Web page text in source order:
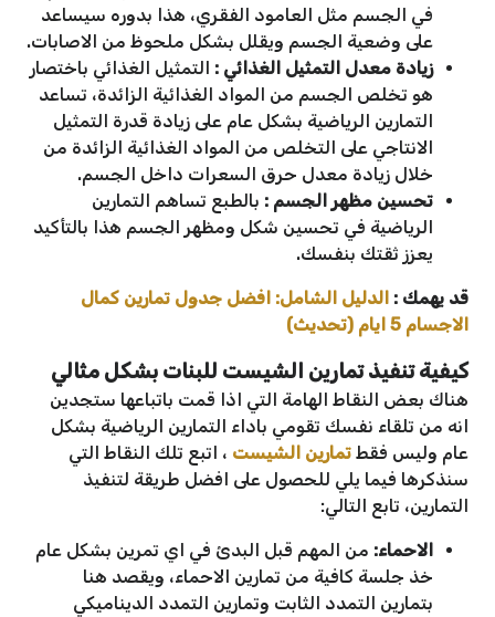
في الجسم مثل العامود الفقري، هذا بدوره سيساعد
على وضعية الجسم ويقلل بشكل ملحوظ من الاصابات.
زيادة معدل التمثيل الغذائي : التمثيل الغذائي باختصار
هو تخلص الجسم من المواد الغذائية الزائدة، تساعد
التمارين الرياضية بشكل عام على زيادة قدرة التمثيل
الانتاجي على التخلص من المواد الغذائية الزائدة من
خلال زيادة معدل حرق السعرات داخل الجسم.
تحسين مظهر الجسم : بالطبع تساهم التمارين
الرياضية في تحسين شكل ومظهر الجسم هذا بالتأكيد
يعزز ثقتك بنفسك.
قد يهمك : الدليل الشامل: افضل جدول تمارين كمال
الاجسام 5 ايام (تحديث)
كيفية تنفيذ تمارين الشيست للبنات بشكل مثالي
هناك بعض النقاط الهامة التي اذا قمت باتباعها ستجدين
انه من تلقاء نفسك تقومي باداء التمارين الرياضية بشكل
عام وليس فقط تمارين الشيست ، اتبع تلك النقاط التي
سنذكرها فيما يلي للحصول على افضل طريقة لتنفيذ
التمارين، تابع التالي:
الاحماء: من المهم قبل البدئ في اي تمرين بشكل عام
خذ جلسة كافية من تمارين الاحماء، ويقصد هنا
بتمارين التمدد الثابت وتمارين التمدد الديناميكي